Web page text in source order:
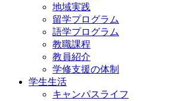
地域実践
留学プログラム
語学プログラム
教職課程
教員紹介
学修支援の体制
学生生活
キャンパスライフ